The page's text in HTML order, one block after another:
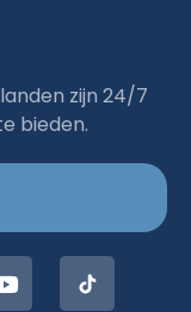
|Dr.Acar aus
zijn 24/7
bieden.